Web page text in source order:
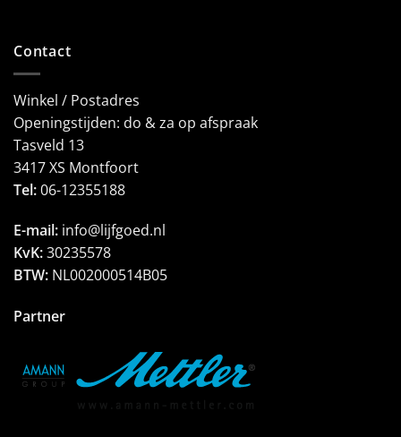
Contact
Winkel / Postadres
Openingstijden: do & za op afspraak
Tasveld 13
3417 XS Montfoort
Tel:06-12355188
E-mail: info@lijfgoed.nl
KvK:30235578
BTW: NL002000514B05
Partner